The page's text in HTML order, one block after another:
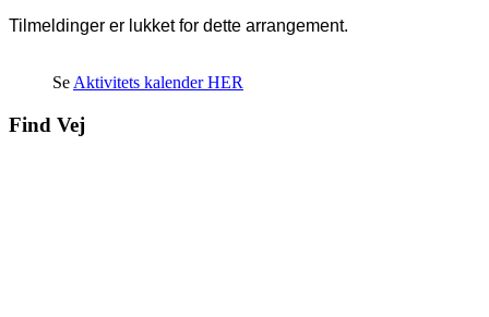
Tilmeldinger er lukket for dette arrangement.
Se Aktivitets kalender HER
Find Vej